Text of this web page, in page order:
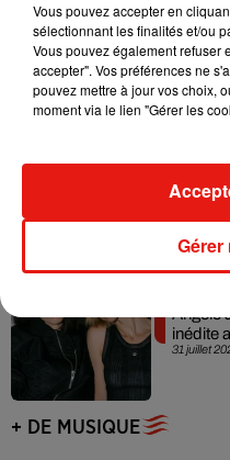
31 juillet
Grand
en
31 juillet
Ariana
album
31 juillet
Angèle
inédite
+ DE MUSIQUE
Vous pouvez accepter en
sélectionnant les finalités et/ou
Vous pouvez également refuser
accepter". Vos préférences ne
pouvez mettre à jour vos choix,
moment via le lien "Gérer les
Gérer